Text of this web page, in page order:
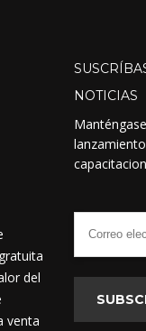
del
venta
NOTICIAS